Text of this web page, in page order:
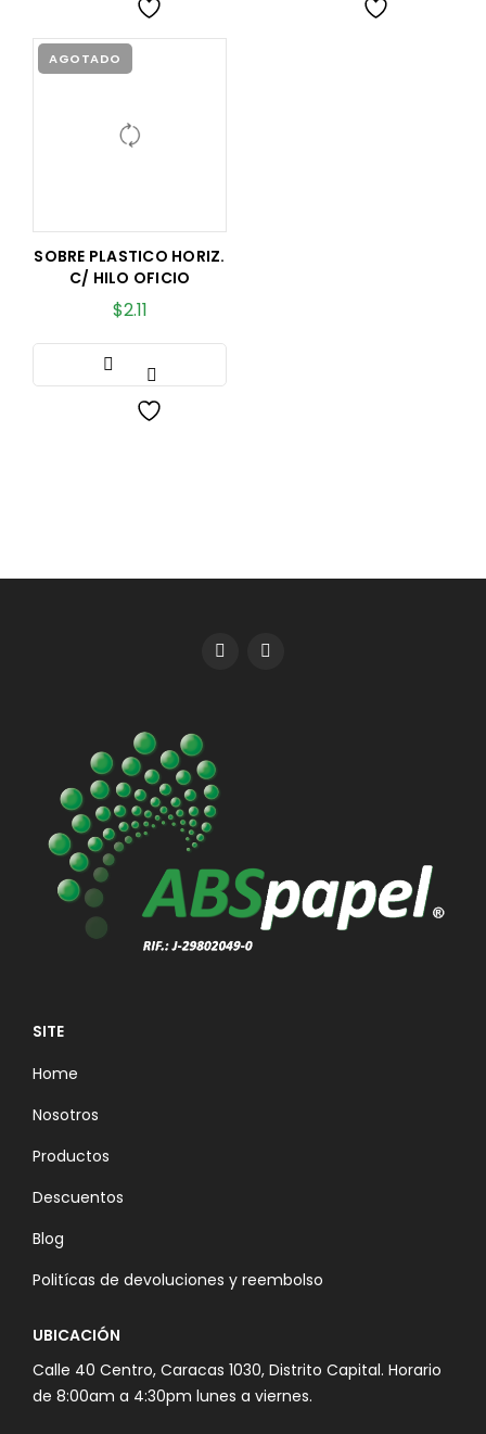
AGOTADO
SOBRE PLASTICO HORIZ.
C/ HILO OFICIO
$2.11
SITE
Home
Nosotros
Productos
Descuentos
Blog
Politícas de devoluciones y reembolso
UBICACIÓN
Calle 40 Centro, Caracas 1030, Distrito Capital. Horario
de 8:00am a 4:30pm lunes a viernes.